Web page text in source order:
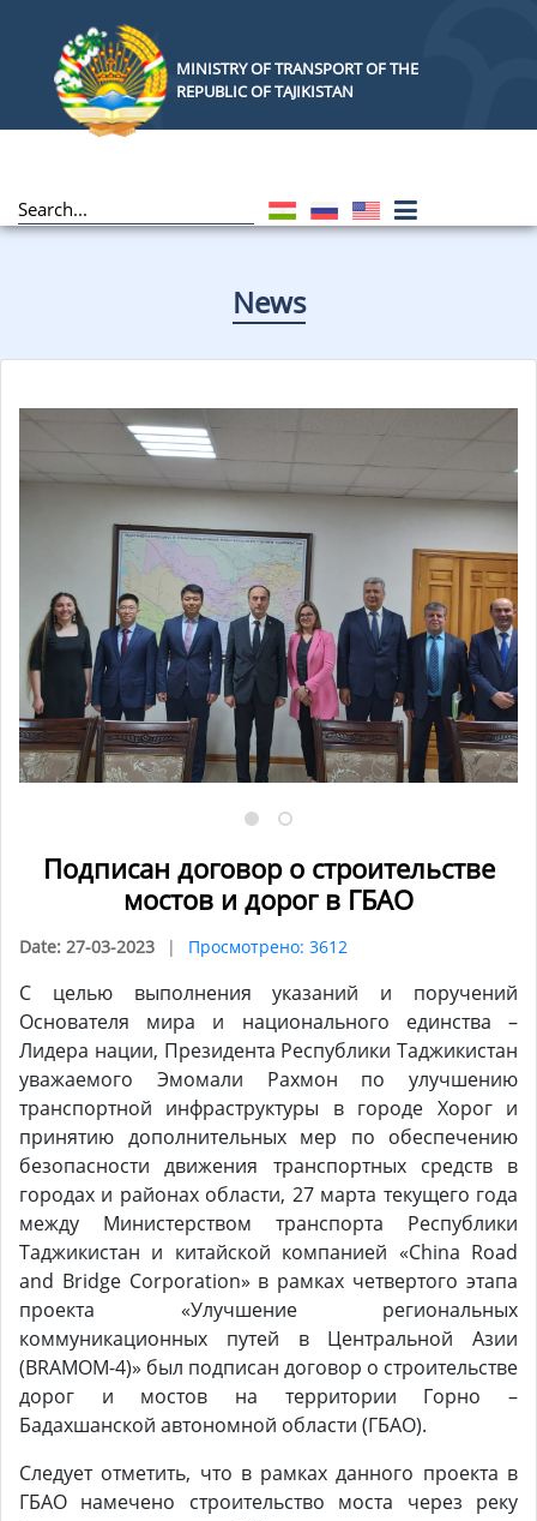
MINISTRY OF TRANSPORT OF THE
REPUBLIC OF TAJIKISTAN
News
Подписан договор о строительстве
мостов и дорог в ГБАО
Date: 27-03-2023 Просмотрено: 3612
С целью выполнения указаний и поручений
Основателя мира и национального единства –
Лидера нации, Президента Республики Таджикистан
уважаемого Эмомали Рахмон по улучшению
транспортной инфраструктуры в городе Хорог и
принятию дополнительных мер по обеспечению
безопасности движения транспортных средств в
городах и районах области, 27 марта текущего года
между Министерством транспорта Республики
Таджикистан и китайской компанией «China Road
and Bridge Corporation» в рамках четвертого этапа
проекта «Улучшение региональных
коммуникационных путей в Центральной Азии
(BRAMOM-4)» был подписан договор о строительстве
дорог и мостов на территории Горно –
Бадахшанской автономной области (ГБАО).
Следует отметить, что в рамках данного проекта в
ГБАО намечено строительство моста через реку